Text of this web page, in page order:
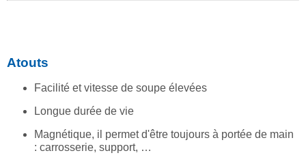
Atouts
Facilité et vitesse de soupe élevées
Longue durée de vie
Magnétique, il permet d'être toujours à portée de main
: carrosserie, support, …